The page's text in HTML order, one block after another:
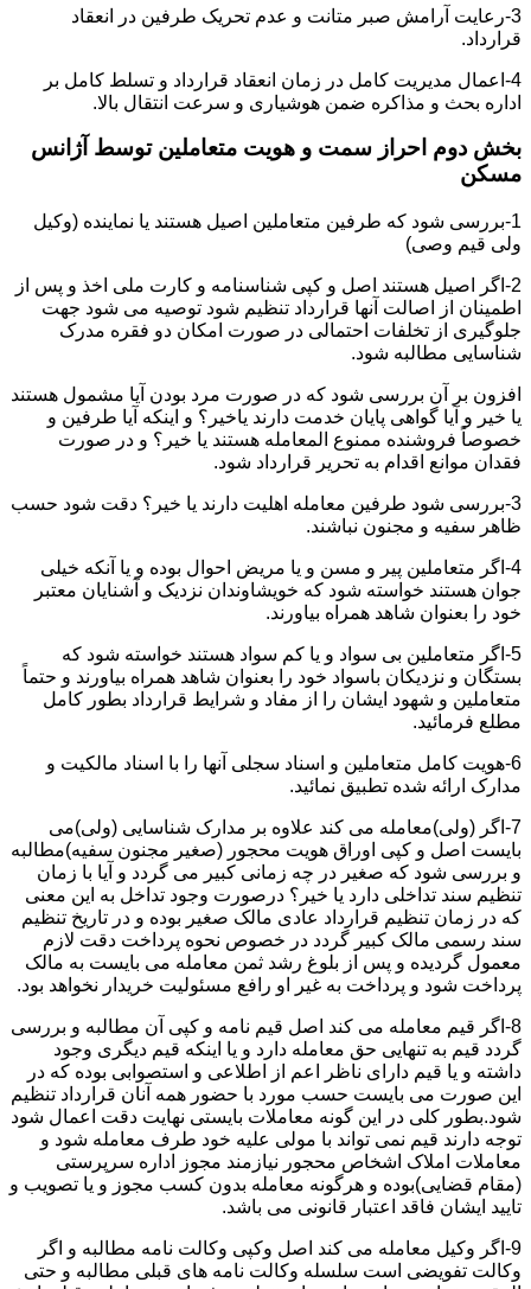
3-رعایت آرامش صبر متانت و عدم تحریک طرفین در انعقاد
قرارداد.
4-اعمال مدیریت کامل در زمان انعقاد قرارداد و تسلط کامل بر
اداره بحث و مذاکره ضمن هوشیاری و سرعت انتقال بالا.
بخش دوم احراز سمت و هویت متعاملین توسط آژانس
مسکن
1-بررسی شود که طرفین متعاملین اصیل هستند یا نماینده (وکیل
ولی قیم وصی)
2-اگر اصیل هستند اصل و کپی شناسنامه و کارت ملی اخذ و پس از
اطمینان از اصالت آنها قرارداد تنظیم شود توصیه می شود جهت
جلوگیری از تخلفات احتمالی در صورت امکان دو فقره مدرک
شناسایی مطالبه شود.
افزون بر آن بررسی شود که در صورت مرد بودن آیا مشمول هستند
یا خیر و آیا گواهی پایان خدمت دارند یاخیر؟ و اینکه آیا طرفین و
خصوصاً فروشنده ممنوع المعامله هستند یا خیر؟ و در صورت
فقدان موانع اقدام به تحریر قرارداد شود.
3-بررسی شود طرفین معامله اهلیت دارند یا خیر؟ دقت شود حسب
ظاهر سفیه و مجنون نباشند.
4-اگر متعاملین پیر و مسن و یا مریض احوال بوده و یا آنکه خیلی
جوان هستند خواسته شود که خویشاوندان نزدیک و آشنایان معتبر
خود را بعنوان شاهد همراه بیاورند.
5-اگر متعاملین بی سواد و یا کم سواد هستند خواسته شود که
بستگان و نزدیکان باسواد خود را بعنوان شاهد همراه بیاورند و حتماً
متعاملین و شهود ایشان را از مفاد و شرایط قرارداد بطور کامل
مطلع فرمائید.
6-هویت کامل متعاملین و اسناد سجلی آنها را با اسناد مالکیت و
مدارک ارائه شده تطبیق نمائید.
7-اگر (ولی)معامله می کند علاوه بر مدارک شناسایی (ولی)می
بایست اصل و کپی اوراق هویت محجور (صغیر مجنون سفیه)مطالبه
و بررسی شود که صغیر در چه زمانی کبیر می گردد و آیا با زمان
تنظیم سند تداخلی دارد یا خیر؟ درصورت وجود تداخل به این معنی
که در زمان تنظیم قرارداد عادی مالک صغیر بوده و در تاریخ تنظیم
سند رسمی مالک کبیر گردد در خصوص نحوه پرداخت دقت لازم
معمول گردیده و پس از بلوغ رشد ثمن معامله می بایست به مالک
پرداخت شود و پرداخت به غیر او رافع مسئولیت خریدار نخواهد بود.
8-اگر قیم معامله می کند اصل قیم نامه و کپی آن مطالبه و بررسی
گردد قیم به تنهایی حق معامله دارد و یا اینکه قیم دیگری وجود
داشته و یا قیم دارای ناظر اعم از اطلاعی و استصوابی بوده که در
این صورت می بایست حسب مورد با حضور همه آنان قرارداد تنظیم
شود.بطور کلی در این گونه معاملات بایستی نهایت دقت اعمال شود
توجه دارند قیم نمی تواند با مولی علیه خود طرف معامله شود و
معاملات املاک اشخاص محجور نیازمند مجوز اداره سرپرستی
(مقام قضایی)بوده و هرگونه معامله بدون کسب مجوز و یا تصویب و
تایید ایشان فاقد اعتبار قانونی می باشد.
9-اگر وکیل معامله می کند اصل وکپی وکالت نامه مطالبه و اگر
وکالت تفویضی است سلسله وکالت نامه های قبلی مطالبه و حتی